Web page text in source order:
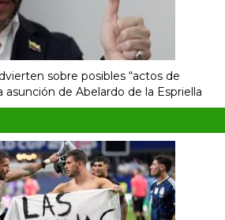
sobre posibles “actos de
de Abelardo de la Espriella